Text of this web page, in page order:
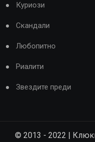
Куриози
Скандали
Любопитно
Риалити
Звездите преди
© 2013 - 2022 |